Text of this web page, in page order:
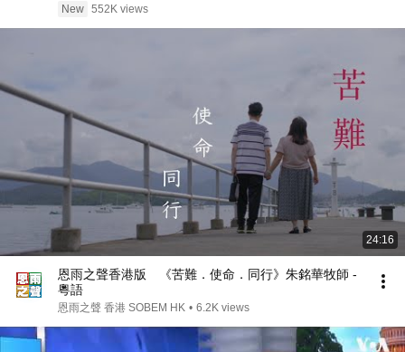
New 552K views
24:16
恩雨之聲香港版 《苦難．使命．同行》朱銘華牧師 -
粵語
恩雨之聲 香港 SOBEM HK • 6.2K views